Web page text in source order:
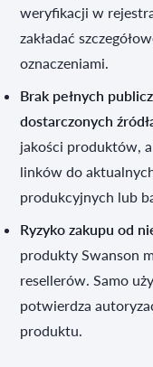
weryfikacji w
zakładać
oznaczeniami.
Brak pełnych
dostarczonych
jakości produktów,
linków do
produkcyjnych lub
Ryzyko zakupu od
produkty Swanson
resellerów. Samo
potwierdza
produktu.